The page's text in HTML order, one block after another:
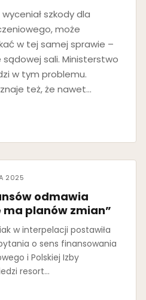
szkody dla
może
w tej samej sprawie –
sali. Ministerstwo
w tym problemu.
też, że nawet…
2025
odmawia
ma planów zmian”
w interpelacji postawiła
o sens finansowania
i Polskiej Izby
resort…